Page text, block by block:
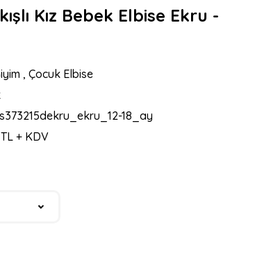
Kız Bebek Elbise Ekru -
, Çocuk Elbise
18_ay
+ KDV